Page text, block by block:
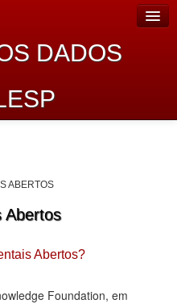
DADOS
ABERTOS
Abertos
Abertos?
Foundation, em